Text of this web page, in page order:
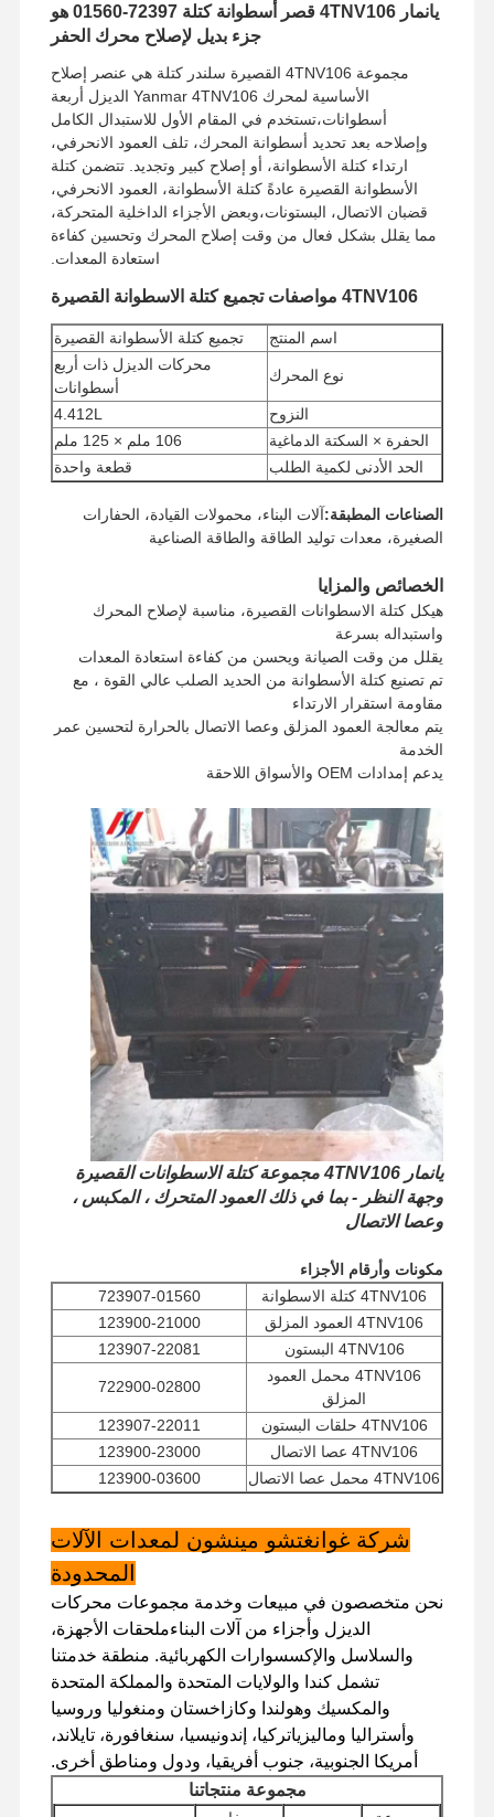
الصفحة
الرئيسية
جولة في
المصنع
مراقبة الجودة
الحالات
محرك بيركنز
محرك يانمار
محرك كوبوتا
محرك إسوزو
يانمار 4TNV106 قصر أسطوانة كتلة 72397-01560 هو
جزء بديل لإصلاح محرك الحفر
مجموعة 4TNV106 القصيرة سلندر كتلة هي عنصر إصلاح
الأساسية لمحرك Yanmar 4TNV106 الديزل أربعة
أسطوانات،تستخدم في المقام الأول للاستبدال الكامل
وإصلاحه بعد تحديد أسطوانة المحرك، تلف العمود الانحرفي،
ارتداء كتلة الأسطوانة، أو إصلاح كبير وتجديد. تتضمن كتلة
الأسطوانة القصيرة عادةً كتلة الأسطوانة، العمود الانحرفي،
قضبان الاتصال، البستونات،وبعض الأجزاء الداخلية المتحركة،
مما يقلل بشكل فعال من وقت إصلاح المحرك وتحسين كفاءة
استعادة المعدات.
4TNV106 مواصفات تجميع كتلة الاسطوانة القصيرة
اسم المنتج تجميع كتلة الأسطوانة القصيرة
نوع المحرك
محركات الديزل ذات أربع
أسطوانات
النزوح
4.412L
الحفرة × السكتة الدماغية
106 ملم × 125 ملم
الحد الأدنى لكمية الطلب
قطعة واحدة
طريقة الشحن
UPS/DHL/EMS/TNT/FedEx الصناعات المطبقة:آلات البناء، محمولات القيادة، الحفارات
الصغيرة، معدات توليد الطاقة والطاقة الصناعية
الخصائص والمزايا
هيكل كتلة الاسطوانات القصيرة، مناسبة لإصلاح المحرك
واستبداله بسرعة
يقلل من وقت الصيانة ويحسن من كفاءة استعادة المعدات
تم تصنيع كتلة الأسطوانة من الحديد الصلب عالي القوة ، مع
مقاومة استقرار الارتداء
يتم معالجة العمود المزلق وعصا الاتصال بالحرارة لتحسين عمر
الخدمة
يدعم إمدادات OEM والأسواق اللاحقة
يانمار 4TNV106 مجموعة كتلة الاسطوانات القصيرة
وجهة النظر - بما في ذلك العمود المتحرك ، المكبس ،
وعصا الاتصال
مكونات وأرقام الأجزاء
4TNV106 كتلة الاسطوانة
723907-01560
4TNV106 العمود المزلق
123900-21000
4TNV106 البستون
123907-22081
4TNV106 محمل العمود
المزلق
722900-02800
4TNV106 حلقات البستون
123907-22011
4TNV106 عصا الاتصال
123900-23000
4TNV106 محمل عصا الاتصال
123900-03600
شركة غوانغتشو مينشون لمعدات الآلات
المحدودة
نحن متخصصون في مبيعات وخدمة مجموعات محركات
الديزل وأجزاء من آلات البناءملحقات الأجهزة،
والسلاسل والإكسسوارات الكهربائية. منطقة خدمتنا
تشمل كندا والولايات المتحدة والمملكة المتحدة
والمكسيك وهولندا وكازاخستان ومنغوليا وروسيا
وأستراليا وماليزياتركيا، إندونيسيا، سنغافورة، تايلاند،
أمريكا الجنوبية، جنوب أفريقيا، ودول ومناطق أخرى.
مجموعة منتجاتنا